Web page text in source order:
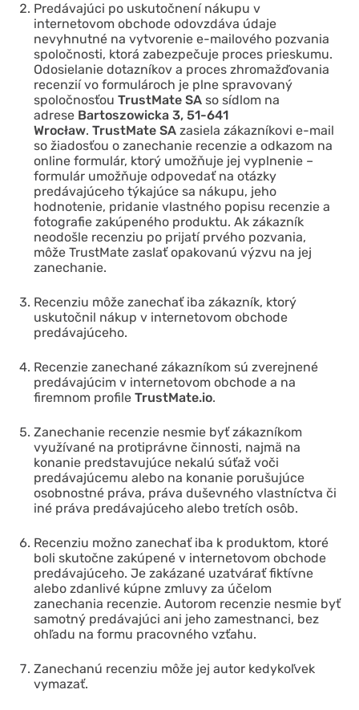
Predávajúci po uskutočnení nákupu v
internetovom obchode odovzdáva údaje
nevyhnutné na vytvorenie e-mailového pozvania
spoločnosti, ktorá zabezpečuje proces prieskumu.
Odosielanie dotazníkov a proces zhromažďovania
recenzií vo formulároch je plne spravovaný
spoločnosťou TrustMate SA so sídlom na
adrese Bartoszowicka 3, 51-641
Wrocław. TrustMate SA zasiela zákazníkovi e-mail
so žiadosťou o zanechanie recenzie a odkazom na
online formulár, ktorý umožňuje jej vyplnenie –
formulár umožňuje odpovedať na otázky
predávajúceho týkajúce sa nákupu, jeho
hodnotenie, pridanie vlastného popisu recenzie a
fotografie zakúpeného produktu. Ak zákazník
neodošle recenziu po prijatí prvého pozvania,
môže TrustMate zaslať opakovanú výzvu na jej
zanechanie.
Recenziu môže zanechať iba zákazník, ktorý
uskutočnil nákup v internetovom obchode
predávajúceho.
Recenzie zanechané zákazníkom sú zverejnené
predávajúcim v internetovom obchode a na
firemnom profile TrustMate.io.
Zanechanie recenzie nesmie byť zákazníkom
využívané na protiprávne činnosti, najmä na
konanie predstavujúce nekalú súťaž voči
predávajúcemu alebo na konanie porušujúce
osobnostné práva, práva duševného vlastníctva či
iné práva predávajúceho alebo tretích osôb.
Recenziu možno zanechať iba k produktom, ktoré
boli skutočne zakúpené v internetovom obchode
predávajúceho. Je zakázané uzatvárať fiktívne
alebo zdanlivé kúpne zmluvy za účelom
zanechania recenzie. Autorom recenzie nesmie byť
samotný predávajúci ani jeho zamestnanci, bez
ohľadu na formu pracovného vzťahu.
Zanechanú recenziu môže jej autor kedykoľvek
vymazať.